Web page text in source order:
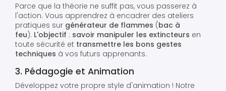
Parce que la théorie ne suffit pas, vous passerez à
l'action. Vous apprendrez à encadrer des ateliers
pratiques sur générateur de flammes (bac à
feu). L'objectif : savoir manipuler les extincteurs en
toute sécurité et transmettre les bons gestes
techniques à vos futurs apprenants.
3. Pédagogie et Animation
Développez votre propre style d'animation ! Notre